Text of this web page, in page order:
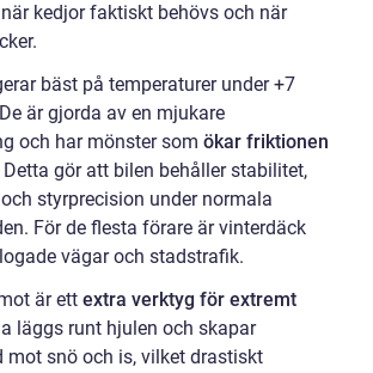
kedjor faktiskt behövs och när
bäst på temperaturer under +7
är gjorda av en mjukare
och har mönster som ökar friktionen
Detta gör att bilen behåller stabilitet,
styrprecision under normala
För de flesta förare är vinterdäck
vägar och stadstrafik.
är ett extra verktyg för extremt
läggs runt hjulen och skapar
mot snö och is, vilket drastiskt